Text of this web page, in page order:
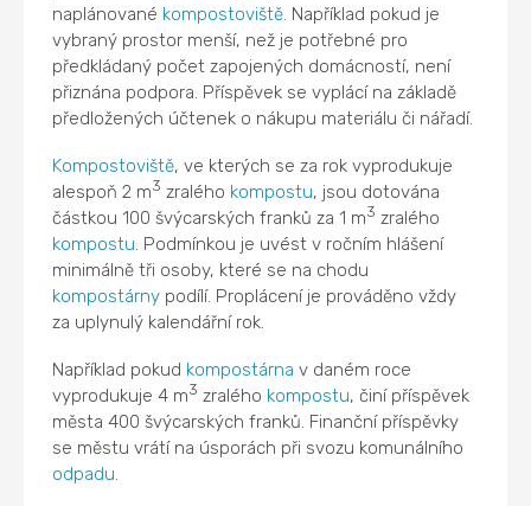
naplánované kompostoviště . Například pokud je
vybraný prostor menší, než je potřebné pro
předkládaný počet zapojených domácností, není
přiznána podpora. Příspěvek se vyplácí na základě
předložených účtenek o nákupu materiálu či nářadí.
Kompostoviště, ve kterých se za rok vyprodukuje
alespoň 2 m3 zralého kompostu, jsou dotována
částkou 100 švýcarských franků za 1 m3 zralého
kompostu . Podmínkou je uvést v ročním hlášení
minimálně tři osoby, které se na chodu
kompostárny podílí. Proplácení je prováděno vždy
za uplynulý kalendářní rok.
Například pokud kompostárna v daném roce
vyprodukuje 4 m3 zralého kompostu, činí příspěvek
města 400 švýcarských franků. Finanční příspěvky
se městu vrátí na úsporách při svozu komunálního
odpadu